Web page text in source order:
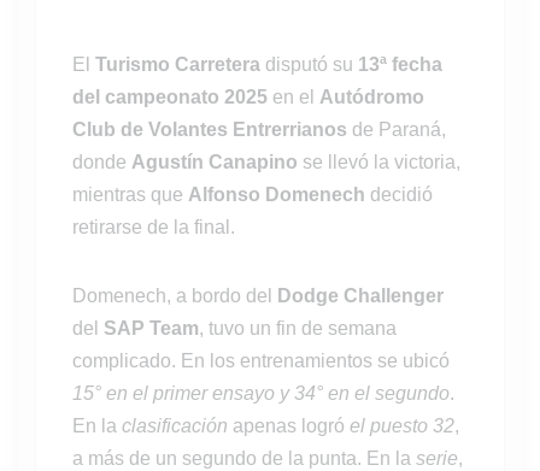
El Turismo Carretera disputó su 13ª fecha
del campeonato 2025 en el Autódromo
Club de Volantes Entrerrianos de Paraná,
donde Agustín Canapino se llevó la victoria,
mientras que Alfonso Domenech decidió
retirarse de la final.
Domenech, a bordo del
Dodge Challenger
del SAP Team, tuvo un fin de semana
complicado. En los entrenamientos se ubicó
15° en el primer ensayo y 34° en el segundo.
En la clasificación apenas logró el puesto 32,
a más de un segundo de la punta. En la serie,